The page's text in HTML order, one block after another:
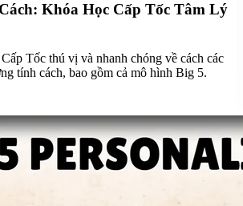
Khóa Học Cấp Tốc Tâm Lý
Tốc thú vị và nhanh chóng về cách các
tính cách, bao gồm cả mô hình Big 5.